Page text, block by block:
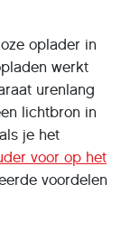
oplader in
werkt
urenlang
lichtbron in
je het
voor op het
voordelen